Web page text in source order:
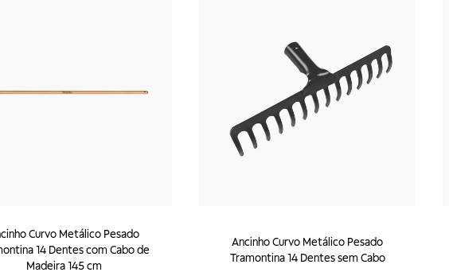
Curvo Metálico Pesado
14 Dentes com Cabo de
Madeira 145 cm
Ancinho Curvo Metálico Pesado
Tramontina 14 Dentes sem Cabo